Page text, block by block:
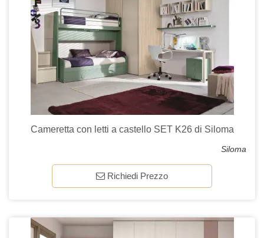
Cameretta con letti a castello SET K26 di Siloma
Siloma
Richiedi Prezzo